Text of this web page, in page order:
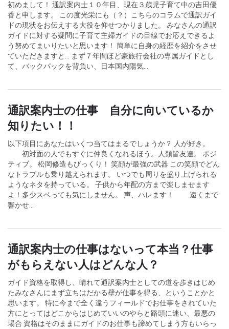
初めまして！ 通訳案内士１０年目、現在３歳児子育て中の吉田優
香と申します。 この度光栄にも（？）こちらのコラムで通訳ガイ
ドの現状をお伝えする大役を仰せつかりました。 みなさんの通訳
ガイドに対する疑問に子育て主婦ガイドの目線でお応えできるよ
う努めてまいりたいと思います！ 簡単に自身の経歴を紹介をさせ
ていただきますと... まず７年間ほど豪旅行会社の専属ガイドとし
て、バックパックを背負い、日本国内陽気...
通訳案内士の仕事 自分に向いているか
知りたい！！
以下項目にあなたはいくつ当てはまるでしょうか？ 人が好き。
初対面の人でもすぐに仲良くなれるほう。人類皆友達。 ポジ
ティブ。 松岡修造もびっくり！ 笑顔が最強の武器 この笑顔でどん
なトラブルも乗り越えられます。 いつでも周りを盛り上げられる
ようなネタを持っている。 子供から年配の方まで楽しませます
よ！多少スベっても気にしません。 声、ハレます！ 遠くまで
響かせ...
通訳案内士の仕事はないって本当？仕事
がもらえない人はどんな人？
ガイド資格を取得し、晴れて通訳案内士としての道を歩きはじめ
たみなさんにまず立ちはだかる壁が仕事を得る、ということかと
思います。 特に今まで全く違うフィールドでお仕事をされていた
方にとってはどこからはじめていいのやらと路頭に迷い、最悪の
場合 資格はそのままにガイドのお仕事も諦めてしまう方もいらっ